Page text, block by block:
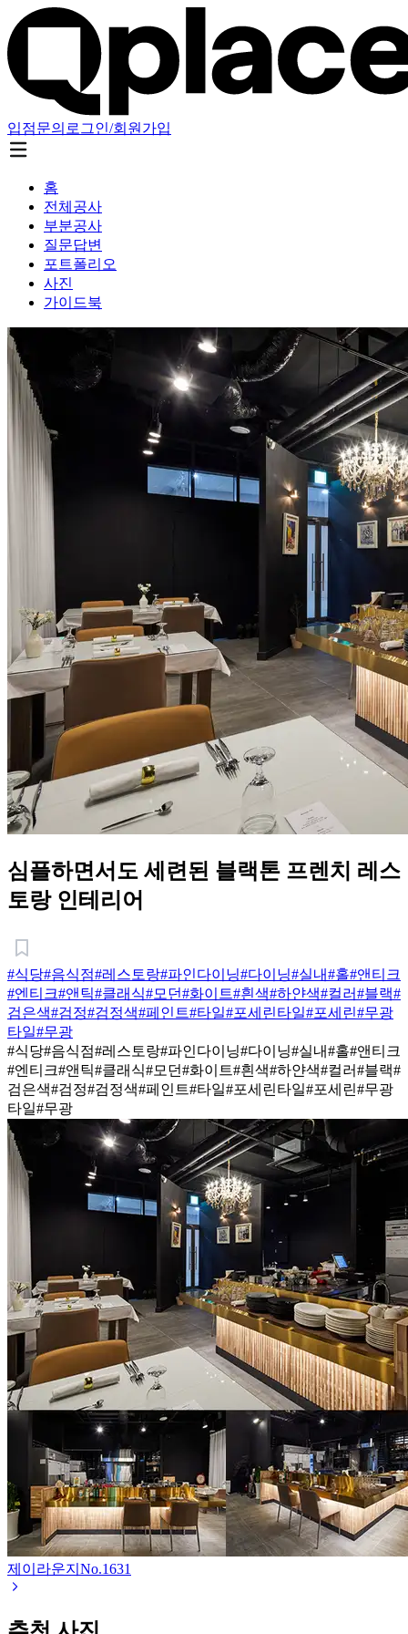
입점문의 로그인/회원가입
홈
전체공사
부분공사
질문답변
포트폴리오
사진
가이드북
심플하면서도 세련된 블랙톤 프렌치 레스
토랑 인테리어
#식당#음식점#레스토랑#파인다이닝#다이닝#실내#홀#앤티크
#엔티크#앤틱#클래식#모던#화이트#흰색#하얀색#컬러#블랙#
검은색#검정#검정색#페인트#타일#포세린타일#포세린#무광
타일#무광
#식당#음식점#레스토랑#파인다이닝#다이닝#실내#홀#앤티크
#엔티크#앤틱#클래식#모던#화이트#흰색#하얀색#컬러#블랙#
검은색#검정#검정색#페인트#타일#포세린타일#포세린#무광
타일#무광
제이라운지 No.1631